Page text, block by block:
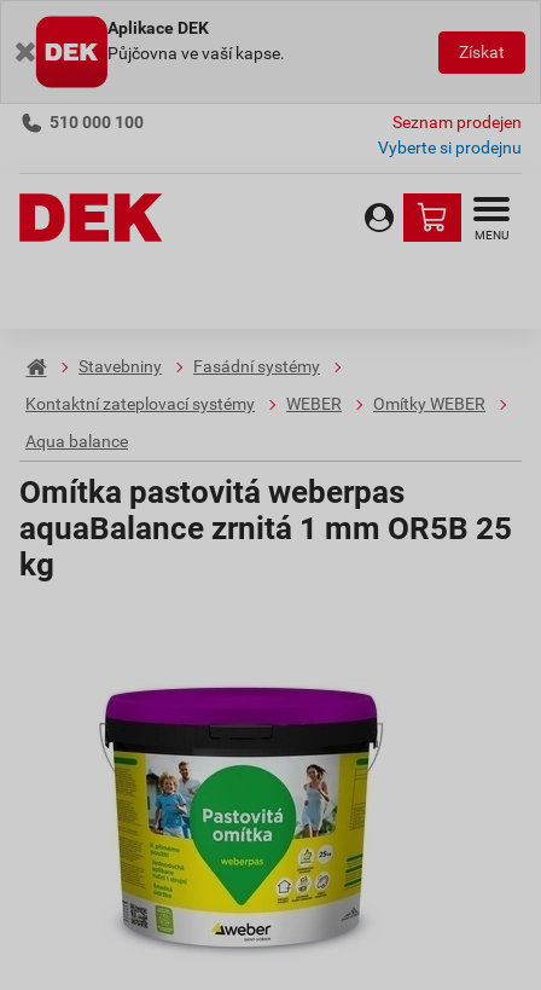
Aplikace DEK
Půjčovna ve vaší kapse.
Získat
510 000 100
Seznam prodejen
Vyberte si prodejnu
MENU
Stavebniny
Fasádní systémy
Kontaktní zateplovací systémy
WEBER
Omítky WEBER
Aqua balance
Omítka pastovitá weberpas
aquaBalance zrnitá 1 mm OR5B 25
kg